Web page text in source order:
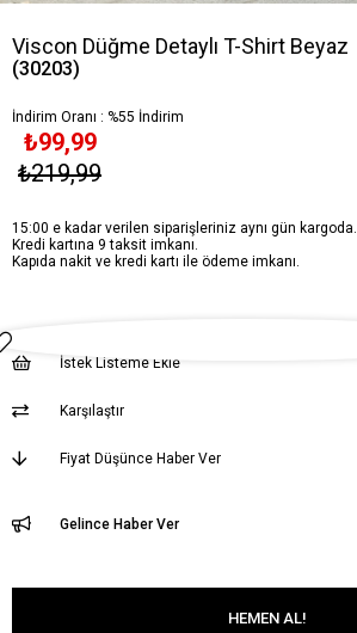
Viscon Düğme Detaylı T-Shirt Beyaz
(30203)
İndirim Oranı : %55 İndirim
₺219,99
₺99,99
15:00 e kadar verilen siparişleriniz aynı gün kargoda.
Kredi kartına 9 taksit imkanı.
Kapıda nakit ve kredi kartı ile ödeme imkanı.
İstek Listeme Ekle
Karşılaştır
Fiyat Düşünce Haber Ver
Gelince Haber Ver